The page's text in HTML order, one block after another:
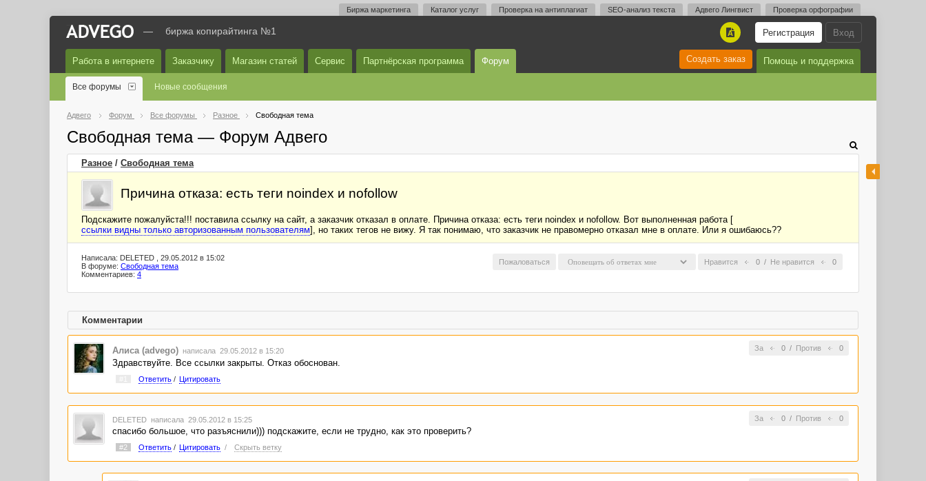
Биржа маркетинга Каталог услуг Проверка на антиплагиат SEO-анализ текста Адвего Лингвист Проверка орфографии
Вход
Регистрация
A
— биржа копирайтинга №1
Работа в интернете Заказчику Магазин статей Сервис Партнёрская программа Форум Помощь и поддержка
Создать заказ
Все форумы Новые сообщения
Адвего Форум Все форумы Разное Свободная тема
Свободная тема — Форум Адвего
Разное / Свободная тема
Причина отказа: есть теги noindex и nofollow
Подскажите пожалуйста!!! поставила ссылку на сайт, а заказчик отказал в оплате. Причина отказа: есть теги noindex и nofollow. Вот выполненная работа [
ссылки видны только авторизованным пользователям], но таких тегов не вижу. Я так понимаю, что заказчик не правомерно отказал мне в оплате. Или я ошибаюсь??
Нравится 0 / Не нравится 0
Пожаловаться
Написала: DELETED , 29.05.2012 в 15:02
В форуме: Свободная тема
Комментариев: 4
Комментарии
За 0/ Против 0
Алиса (advego) написала 29.05.2012 в 15:20
Здравствуйте. Все ссылки закрыты. Отказ обоснован.
Ответить/ Цитировать
За 0/ Против 0
DELETED написала 29.05.2012 в 15:25
спасибо большое, что разъяснили))) подскажите, если не трудно, как это проверить?
#2 Ответить/ Цитировать / Скрыть ветку